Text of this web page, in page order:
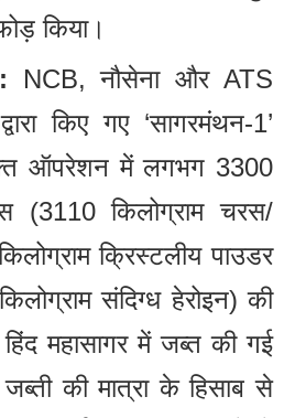
किया।
NCB, नौसेना और ATS
किए गए ‘सागरमंथन-1’
ऑपरेशन में लगभग 3300
(3110 किलोग्राम चरस/
क्रिस्टलीय पाउडर
संदिग्ध हेरोइन) की
महासागर में जब्त की गई
की मात्रा के हिसाब से